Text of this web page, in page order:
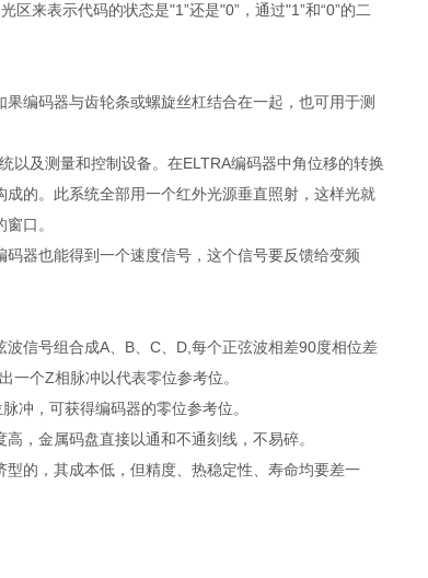
来表示代码的状态是"1”还是"0”，通过"1”和“0”的二
编码器与齿轮条或螺旋丝杠结合在一起，也可用于测
以及测量和控制设备。在ELTRA编码器中角位移的转换
的。此系统全部用一个红外光源垂直照射，这样光就
口。
器也能得到一个速度信号，这个信号要反馈给变频
信号组合成A、B、C、D,每个正弦波相差90度相位差
一个Z相脉冲以代表零位参考位。
冲，可获得编码器的零位参考位。
，金属码盘直接以通和不通刻线，不易碎。
的，其成本低，但精度、热稳定性、寿命均要差一